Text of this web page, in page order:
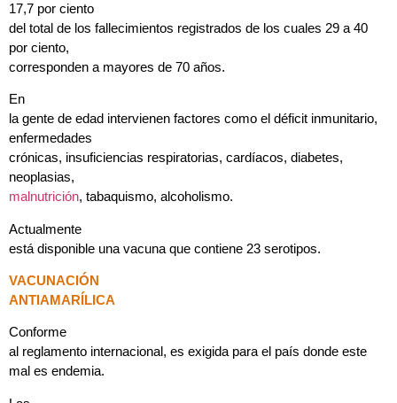
17,7 por ciento
del total de los fallecimientos registrados de los cuales 29 a 40
por ciento,
corresponden a mayores de 70 años.
En
la gente de edad intervienen factores como el déficit inmunitario,
enfermedades
crónicas, insuficiencias respiratorias, cardíacos, diabetes,
neoplasias,
malnutrición, tabaquismo, alcoholismo.
Actualmente
está disponible una vacuna que contiene 23 serotipos.
VACUNACIÓN
ANTIAMARÍLICA
Conforme
al reglamento internacional, es exigida para el país donde este
mal es endemia.